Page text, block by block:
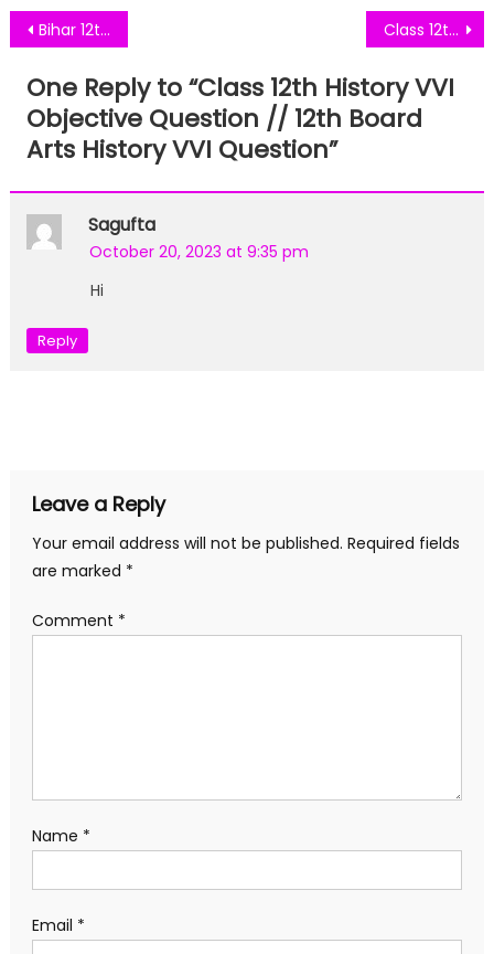
Post
navigation
Bihar 12th History Exam 2020 Objective Answer Key All Set Download 3 February 2020 // History Objective Answer key Class 12th Political Science VVI Objective Question // 12th Board Arts Political Science VVI Question
One Reply to “Class 12th History VVI
Objective Question // 12th Board
Arts History VVI Question”
Sagufta
October 20, 2023 at 9:35 pm
Hi
Reply
Leave a Reply
Your email address will not be published. Required fields
are marked *
Comment *
Name *
Email *